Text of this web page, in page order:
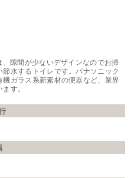
隙間が少ないデザインなのでお掃
水するトイレです。パナソニック
ガラス系新素材の便器など、業界
す。